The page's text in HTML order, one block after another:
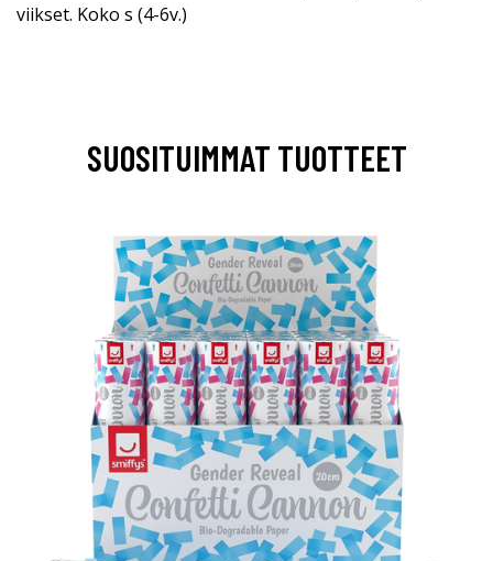
viikset. Koko s (4-6v.)
SUOSITUIMMAT TUOTTEET